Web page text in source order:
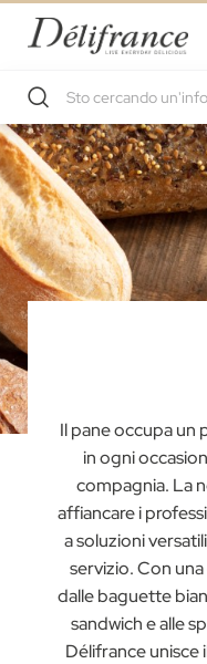
Il pane occupa un
in ogni
compagnia. La
affiancare i
a soluzioni
servizio. Con
dalle baguette
sandwich e alle
Délifrance unisce